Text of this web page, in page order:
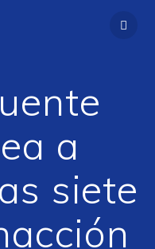
a
siete